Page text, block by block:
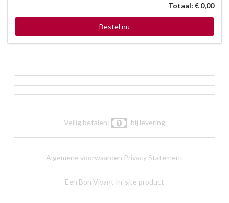
Totaal: € 0,00
Bestel nu
Veilig betalen: bij levering
Algemene voorwaarden Privacy Statement
Een Bon Vivant In-site product